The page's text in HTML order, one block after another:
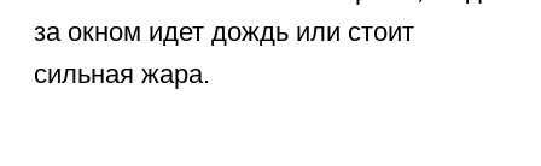
учебному году.